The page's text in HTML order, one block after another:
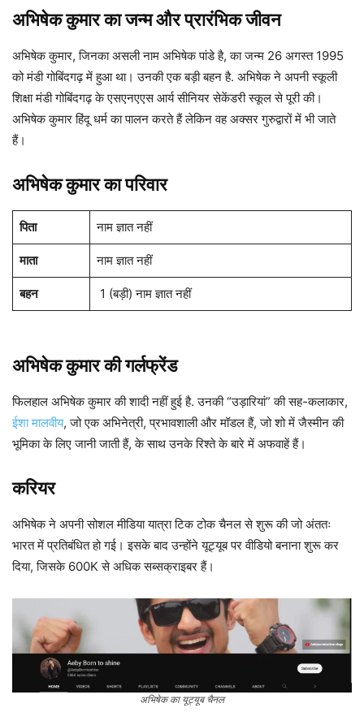
अभिषेक कुमारका जन्म और प्रारंभिक जीवन
अभिषेक कुमार, जिनका असली नाम अभिषेक पांडे है, का जन्म 26 अगस्त 1995
को मंडी गोबिंदगढ़ में हुआ था। उनकी एक बड़ी बहन है. अभिषेक ने अपनी स्कूली
शिक्षा मंडी गोबिंदगढ़ के एसएनएएस आर्य सीनियर सेकेंडरी स्कूल से पूरी की।
अभिषेक कुमार हिंदू धर्म का पालन करते हैं लेकिन वह अक्सर गुरुद्वारों में भी जाते
हैं।
अभिषेक कुमारका परिवार
पिता नाम ज्ञात नहीं
माता नाम ज्ञात नहीं
बहन 1 (बड़ी) नाम ज्ञात नहीं
अभिषेक कुमार की गर्लफ्रेंड
फिलहाल अभिषेक कुमार की शादी नहीं हुई है. उनकी “उड़ारियां” की सह-कलाकार,
ईशा मालवीय, जो एक अभिनेत्री, प्रभावशाली और मॉडल हैं, जो शो में जैस्मीन की
भूमिका के लिए जानी जाती हैं, के साथ उनके रिश्ते के बारे में अफवाहें हैं।
करियर
अभिषेक ने अपनी सोशल मीडिया यात्रा टिक टोक चैनल से शुरू की जो अंततः
भारत में प्रतिबंधित हो गई। इसके बाद उन्होंने यूट्यूब पर वीडियो बनाना शुरू कर
दिया, जिसके 600K से अधिक सब्सक्राइबर हैं।
अभिषेक का यूट्यूब चैनल